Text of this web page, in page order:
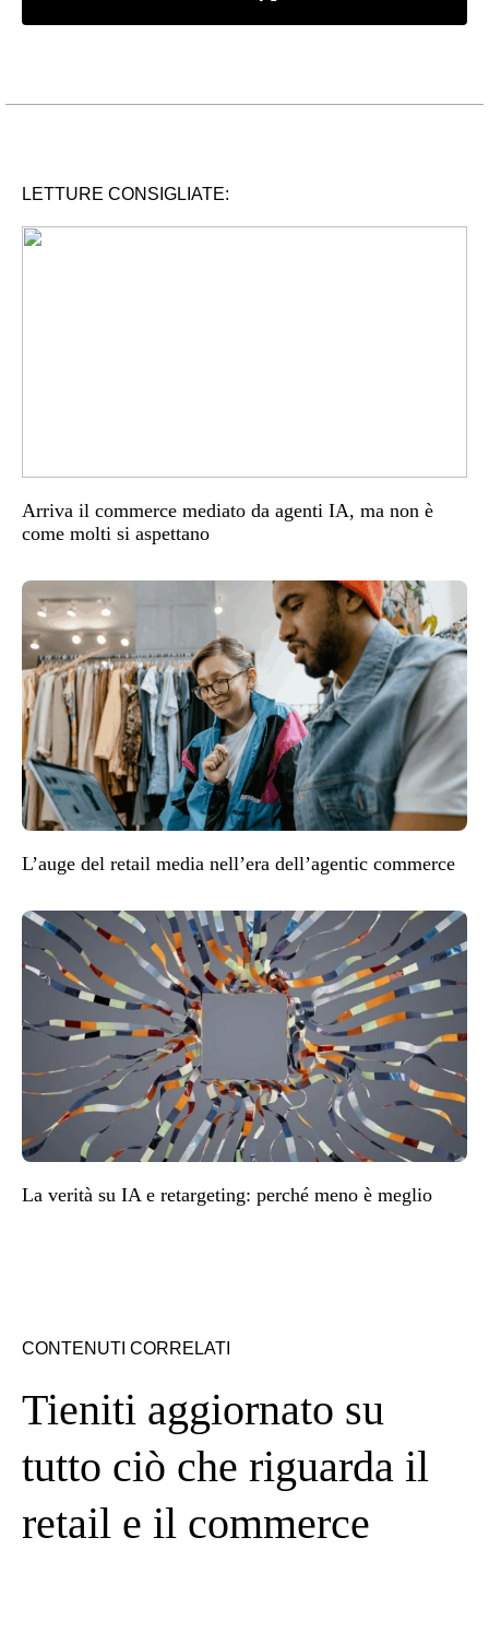
LETTURE CONSIGLIATE:
Arriva il commerce mediato da agenti IA, ma non è
come molti si aspettano
L’auge del retail media nell’era dell’agentic commerce
La verità su IA e retargeting: perché meno è meglio
CONTENUTI CORRELATI
Tieniti aggiornato su
tutto ciò che riguarda il
retail e il commerce